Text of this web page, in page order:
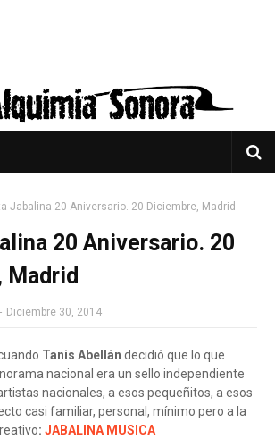
Jabalina 20 Aniversario. 20 Diciembre, Madrid
20 Aniversario. 20
Madrid
- Diciembre 30, 2014
Tanis Abellán decidió que lo que
nacional era un sello independiente
nacionales, a esos pequeñitos, a esos
casi familiar, personal, mínimo pero a la
: JABALINA MUSICA